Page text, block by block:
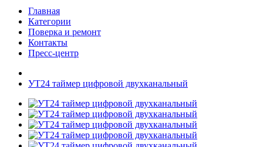
Главная
Категории
Поверка и ремонт
Контакты
Пресс-центр
УТ24 таймер цифровой двухканальный